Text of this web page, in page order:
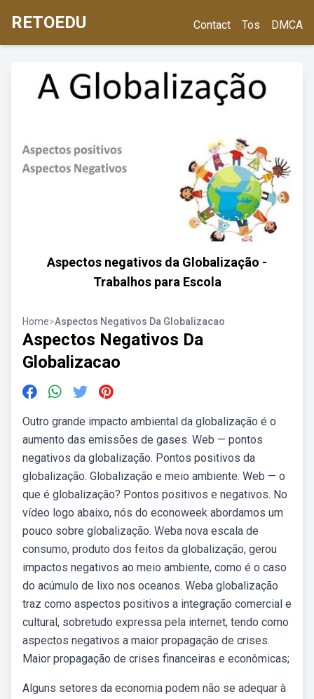
RETOEDU Contact Tos DMCA
Aspectos negativos da Globalização -
Trabalhos para Escola
Home>Aspectos Negativos Da Globalizacao
Aspectos Negativos Da
Globalizacao
Outro grande impacto ambiental da globalização é o
aumento das emissões de gases. Web — pontos
negativos da globalização. Pontos positivos da
globalização. Globalização e meio ambiente. Web — o
que é globalização? Pontos positivos e negativos. No
vídeo logo abaixo, nós do econoweek abordamos um
pouco sobre globalização. Weba nova escala de
consumo, produto dos feitos da globalização, gerou
impactos negativos ao meio ambiente, como é o caso
do acúmulo de lixo nos oceanos. Weba globalização
traz como aspectos positivos a integração comercial e
cultural, sobretudo expressa pela internet, tendo como
aspectos negativos a maior propagação de crises.
Maior propagação de crises financeiras e econômicas;
Alguns setores da economia podem não se adequar à